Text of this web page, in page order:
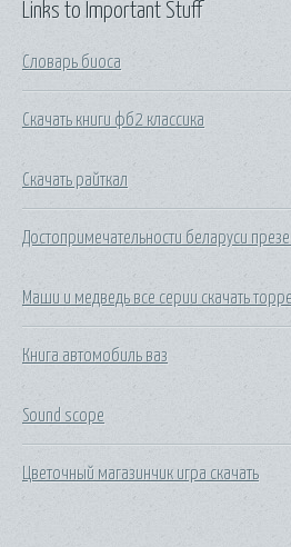
Links to Important Stuff
Словарь биоса
Скачать книги фб2 классика
Скачать райткал
Достопримечательности беларуси
Маши и медведь все серии скачать
Книга автомобиль ваз
Sound scope
Цветочный магазинчик игра скачать